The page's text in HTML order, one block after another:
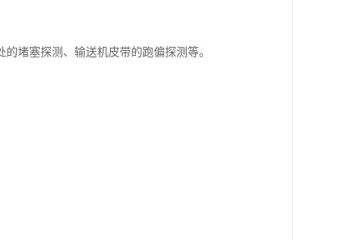
堵塞探测、输送机皮带的跑偏探测等。